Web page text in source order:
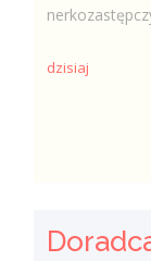
dzisiaj